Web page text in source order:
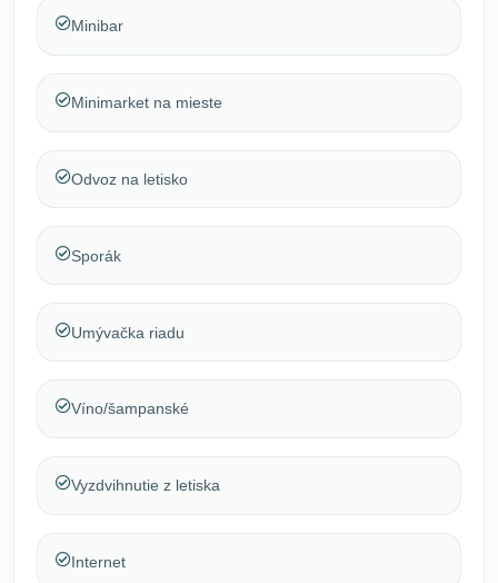
Minibar
Minimarket na mieste
Odvoz na letisko
Sporák
Umývačka riadu
Víno/šampanské
Vyzdvihnutie z letiska
Internet